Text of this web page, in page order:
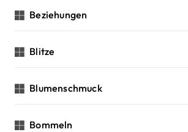
Beziehungen
Blitze
Blumenschmuck
Bommeln